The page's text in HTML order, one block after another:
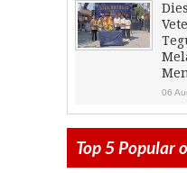
06
Top 5 Popular